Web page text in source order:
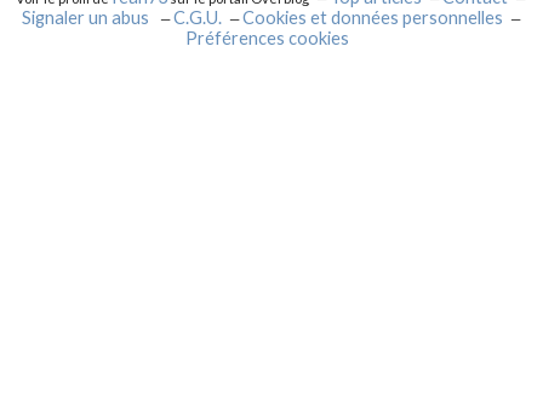
Signaler un abus
C.G.U.
Cookies et données personnelles
Préférences cookies